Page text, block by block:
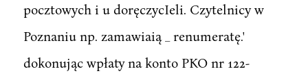
pocztowych i u doręczycIeli. Czytelnicy w
Poznaniu np. zamawiaią _ renumeratę.'
dokonując wpłaty na konto PKO nr 122-